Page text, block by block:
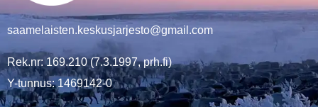
saamelaisten.keskusjarjesto@gmail.com
Rek.nr: 169.210 (7.3.1997, prh.fi)
Y-tunnus: 1469142-0